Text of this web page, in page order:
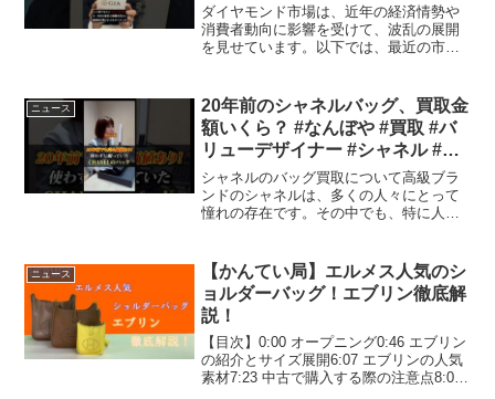
場 #価格修正 #マーティンラパポ
ート #宝石投資 #経済警告 #市場
動向 #買取
ダイヤモンド市場は、近年の経済情勢や
消費者動向に影響を受けて、波乱の展開
を見せています。以下では、最近の市場
要な動きが見られています。マーティ
ン・ラパポート氏は、キャラ...
ニュース
20年前のシャネルバッグ、買取金
額いくら？ #なんぼや #買取 #バ
リューデザイナー #シャネル #ブ
ランド #マトラッセ
シャネルのバッグ買取について高級ブラ
ンドのシャネルは、多くの人々にとって
憧れの存在です。その中でも、特に人気
のポイントや、買取プロセスについて詳
しくお伝えします。買取の...
ニュース
【かんてい局】エルメス人気のシ
ョルダーバッグ！エブリン徹底解
説！
【目次】0:00 オープニング0:46 エブリン
の紹介とサイズ展開6:07 エブリンの人気
素材7:23 中古で購入する際の注意点8:07